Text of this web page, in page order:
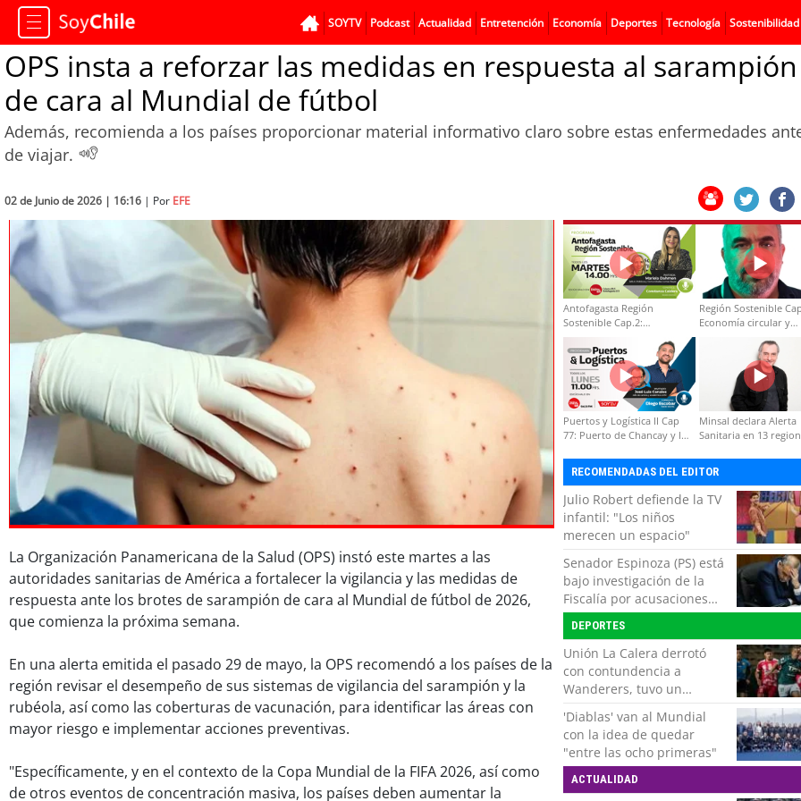
SOYTV Podcast Actualidad Entretención Economía Deportes Tecnología Sostenibilidad
OPS insta a reforzar las medidas en respuesta al sarampión
de cara al Mundial de fútbol
Además, recomienda a los países proporcionar material informativo claro sobre estas enfermedades
de viajar.
02 de Junio de 2026 | 16:16 | Por EFE
La Organización Panamericana de la Salud (OPS) instó este martes a las
autoridades sanitarias de América a fortalecer la vigilancia y las medidas de
respuesta ante los brotes de sarampión de cara al Mundial de fútbol de 2026,
que comienza la próxima semana.
En una alerta emitida el pasado 29 de mayo, la OPS recomendó a los países de la
región revisar el desempeño de sus sistemas de vigilancia del sarampión y la
rubéola, así como las coberturas de vacunación, para identificar las áreas con
mayor riesgo e implementar acciones preventivas.
"Específicamente, y en el contexto de la Copa Mundial de la FIFA 2026, así como
de otros eventos de concentración masiva, los países deben aumentar la
Antofagasta Región
Sostenible Cap.2:
Educación ambiental y
formación de capacidades
técnicas
Región Sostenible
Economía circular y
Puertos y Logística II Cap
77: Puerto de Chancay y la
Minsal declara Alerta
Sanitaria en 13
RECOMENDADAS DEL EDITOR
Julio Robert defiende la TV
infantil: "Los niños
merecen un espacio"
Senador Espinoza (PS) está
bajo investigación de la
Fiscalía por acusaciones
cruzadas de agresión con
su pareja
DEPORTES
Unión La Calera derrotó
con contundencia a
Wanderers, tuvo un
respiro y clasificó en Copa
Chile
'Diablas' van al Mundial
con la idea de quedar
"entre las ocho primeras"
ACTUALIDAD